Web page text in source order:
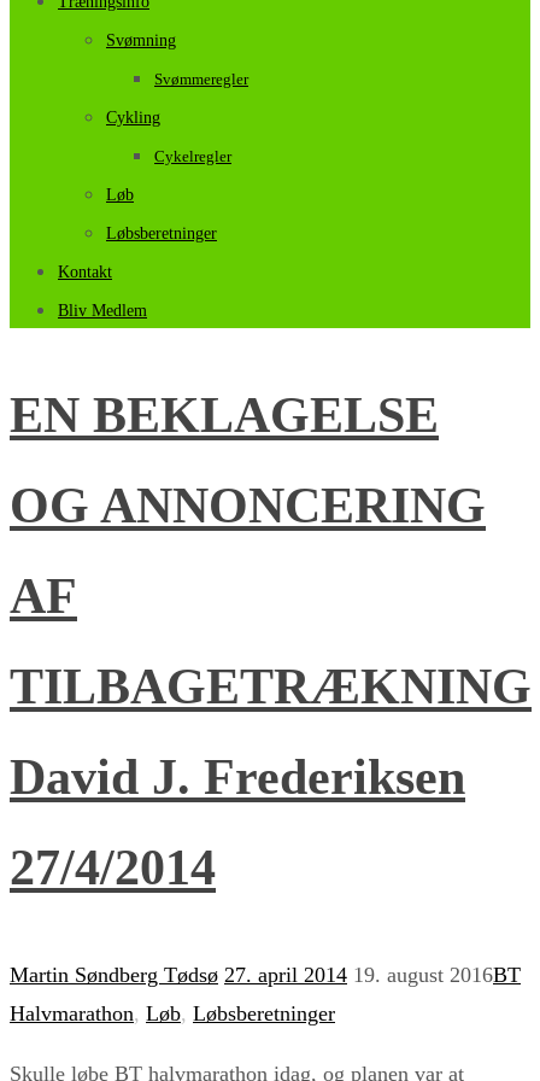
Svømning
Svømmeregler
Cykling
Cykelregler
Løb
Løbsberetninger
Kontakt
Bliv Medlem
EN BEKLAGELSE
OG ANNONCERING
AF
TILBAGETRÆKNING
David J. Frederiksen
27/4/2014
Martin Søndberg Tødsø 27. april 2014 19. august 2016BT
Halvmarathon, Løb, Løbsberetninger
Skulle løbe BT halvmarathon idag, og planen var at